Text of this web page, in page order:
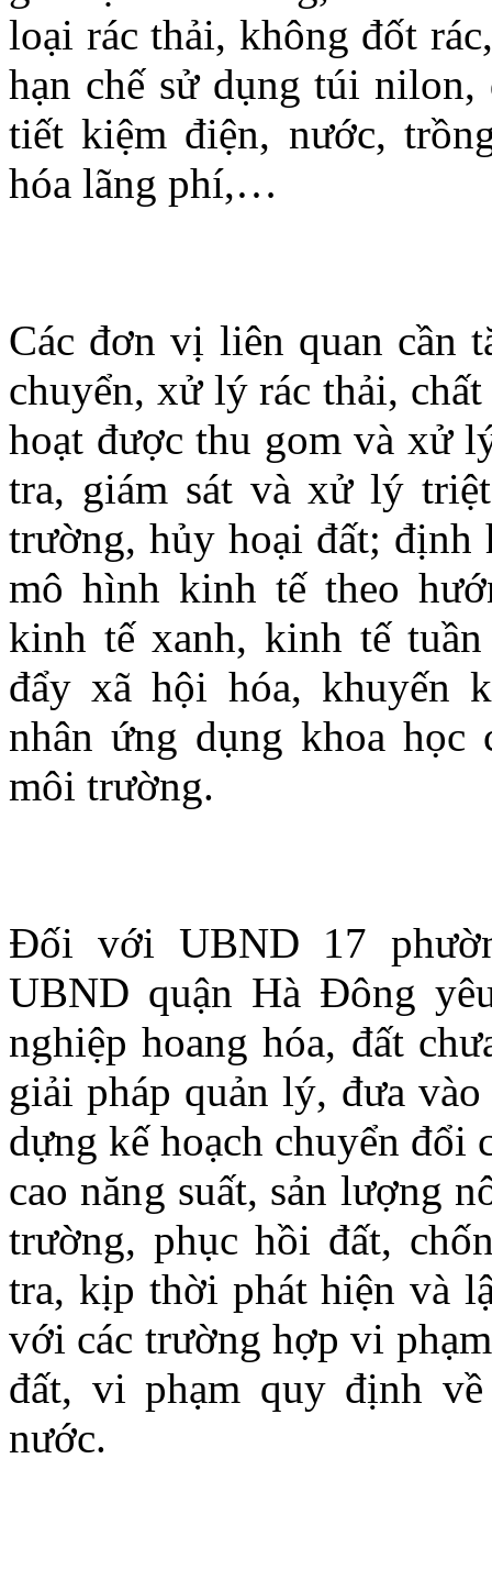
loại rác thải, không đốt
hạn chế sử dụng túi
tiết kiệm điện, nước,
hóa lãng phí,…
Các đơn vị liên quan cần
chuyển, xử lý rác thải,
hoạt được thu gom và xử
tra, giám sát và xử lý
trường, hủy hoại đất; định
mô hình kinh tế theo
kinh tế xanh, kinh tế
đẩy xã hội hóa, khuyến
nhân ứng dụng khoa học
môi trường.
Đối với UBND 17
UBND quận Hà Đông
nghiệp hoang hóa, đất
giải pháp quản lý, đưa
dựng kế hoạch chuyển đổi
cao năng suất, sản lượng
trường, phục hồi đất,
tra, kịp thời phát hiện và
với các trường hợp vi
đất, vi phạm quy định
nước.